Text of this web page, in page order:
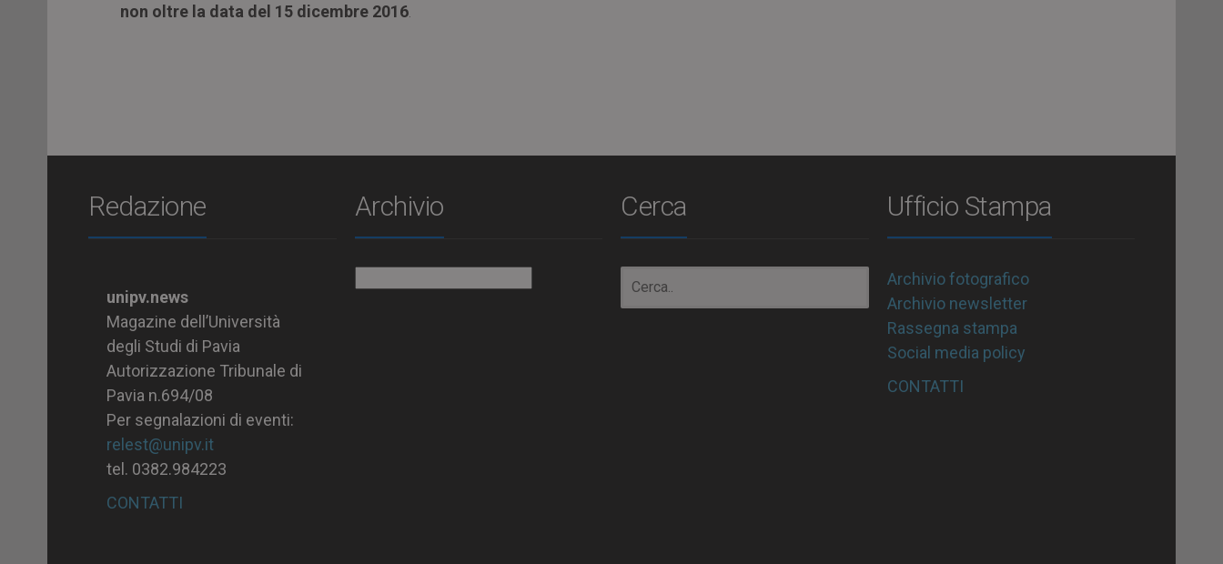
non oltre la data del 15 dicembre 2016
Redazione
unipv.news
Magazine dell’Università
degli Studi di Pavia
Autorizzazione Tribunale di
Pavia n.694/08
Per segnalazioni di eventi:
relest@unipv.it
tel. 0382.984223
CONTATTI
Archivio Cerca Ufficio Stampa
Archivio fotografico
Archivio newsletter
Rassegna stampa
Social media policy
CONTATTI